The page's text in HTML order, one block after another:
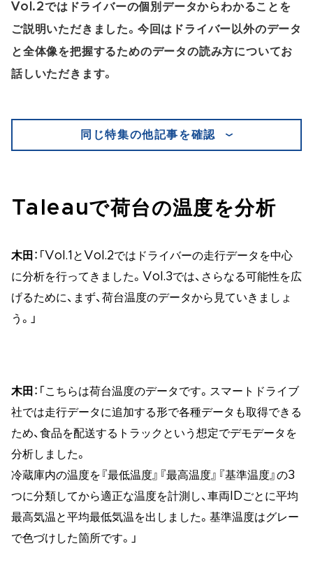
Vol.2ではドライバーの個別データからわかることを
ご説明いただきました。今回はドライバー以外のデータ
と全体像を把握するためのデータの読み方についてお
話しいただきます。
同じ特集の他記事を確認
Taleauで荷台の温度を分析
木田 ：「Vol.1とVol.2ではドライバーの走行データを中心
に分析を行ってきました。Vol.3では、さらなる可能性を広
げるために、まず、荷台温度のデータから見ていきましょ
う。」
木田 ：「こちらは荷台温度のデータです。スマートドライブ
社では走行データに追加する形で各種データも取得できる
ため、食品を配送するトラックという想定でデモデータを
分析しました。
冷蔵庫内の温度を『最低温度』『最高温度』『基準温度』の3
つに分類してから適正な温度を計測し、車両IDごとに平均
最高気温と平均最低気温を出しました。基準温度はグレー
で色づけした箇所です。」